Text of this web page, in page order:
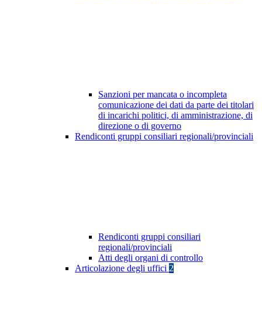
Sanzioni per mancata o incompleta
comunicazione dei dati da parte dei titolari
di incarichi politici, di amministrazione, di
direzione o di governo
Rendiconti gruppi consiliari regionali/provinciali
Rendiconti gruppi consiliari
regionali/provinciali
Atti degli organi di controllo
Articolazione degli uffici 2